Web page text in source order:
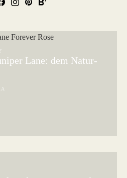
Lane: dem Natur-